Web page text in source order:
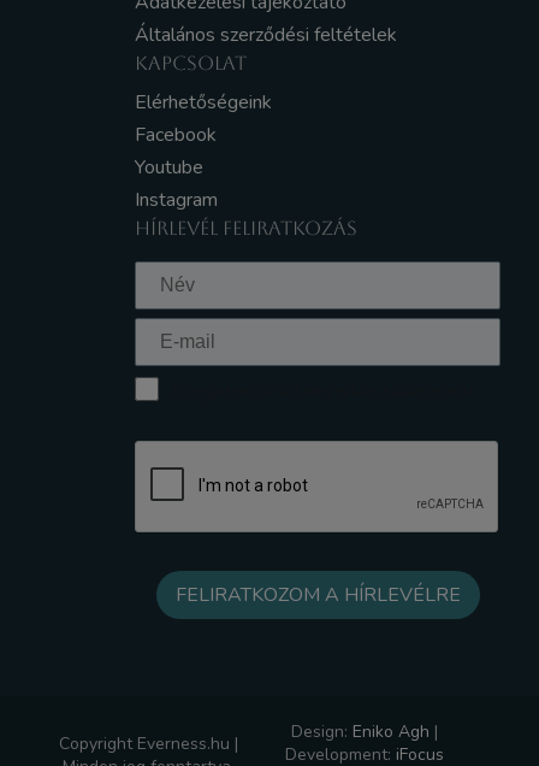
Általános szerződési feltételek
KAPCSOLAT
Elérhetőségeink
Facebook
Youtube
Instagram
HÍRLEVÉL FELIRATKOZÁS
Copyright Everness.hu |
Design: Eniko Agh |
Development: iFocus